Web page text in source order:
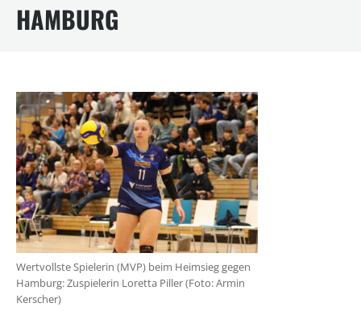
HAMBURG
Wertvollste Spielerin (MVP) beim Heimsieg gegen
Hamburg: Zuspielerin Loretta Piller (Foto: Armin
Kerscher)